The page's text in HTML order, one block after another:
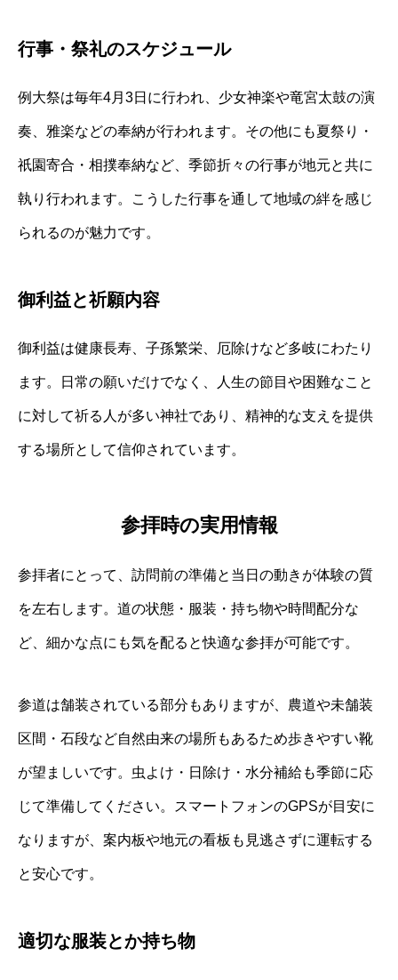
行事・祭礼のスケジュール
例大祭は毎年4月3日に行われ、少女神楽や竜宮太鼓の演
奏、雅楽などの奉納が行われます。その他にも夏祭り・
祇園寄合・相撲奉納など、季節折々の行事が地元と共に
執り行われます。こうした行事を通して地域の絆を感じ
られるのが魅力です。
御利益と祈願内容
御利益は健康長寿、子孫繁栄、厄除けなど多岐にわたり
ます。日常の願いだけでなく、人生の節目や困難なこと
に対して祈る人が多い神社であり、精神的な支えを提供
する場所として信仰されています。
参拝時の実用情報
参拝者にとって、訪問前の準備と当日の動きが体験の質
を左右します。道の状態・服装・持ち物や時間配分な
ど、細かな点にも気を配ると快適な参拝が可能です。
参道は舗装されている部分もありますが、農道や未舗装
区間・石段など自然由来の場所もあるため歩きやすい靴
が望ましいです。虫よけ・日除け・水分補給も季節に応
じて準備してください。スマートフォンのGPSが目安に
なりますが、案内板や地元の看板も見逃さずに運転する
と安心です。
適切な服装とか持ち物